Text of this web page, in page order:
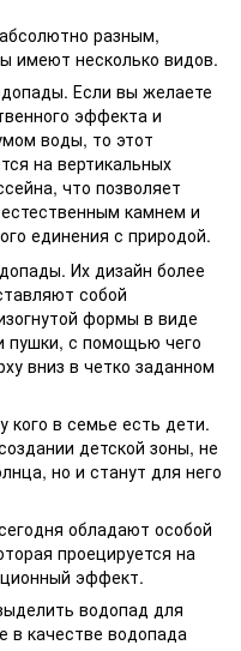
разным,
имеют несколько видов.
Если вы желаете
эффекта и
воды, то этот
на вертикальных
что позволяет
камнем и
единения с природой.
Их дизайн более
собой
формы в виде
пушки, с помощью чего
вниз в четко заданном
кого в семье есть дети.
детской зоны, не
но и станут для него
обладают особой
проецируется на
эффект.
водопад для
в качестве водопада